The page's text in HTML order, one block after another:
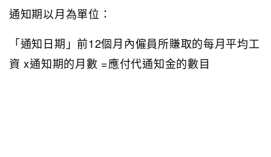
通知期以月為單位：
「通知日期」前12個月內僱員所賺取的每月平均工
資 x通知期的月數 =應付代通知金的數目